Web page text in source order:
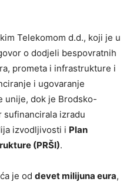
Telekomom d.d., koji je u
o dodjeli bespovratnih
prometa i infrastrukture i
i ugovaranje
unije, dok je Brodsko-
sufinancirala izradu
izvodljivosti i Plan
(PRŠI).
je od devet milijuna eura,